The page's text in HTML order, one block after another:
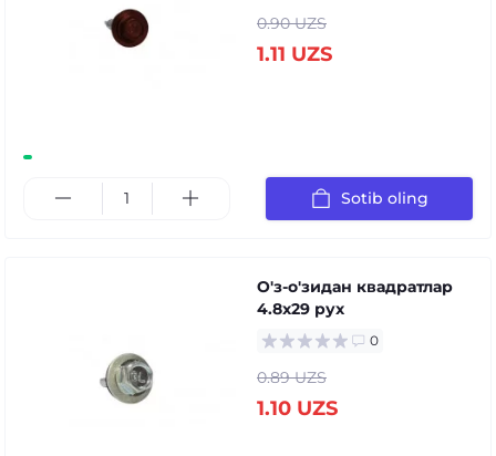
0.90 UZS
1.11 UZS
Sotib oling
О'з-о'зидан квадратлар
4.8x29 руx
0
0.89 UZS
1.10 UZS